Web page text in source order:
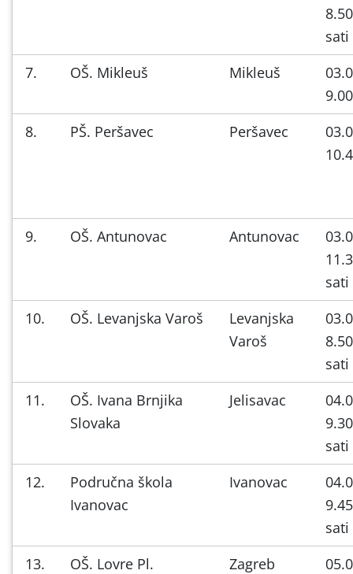
sati
7.
OŠ. Mikleuš Mikleuš
8.
PŠ. Peršavec Peršavec
9. OŠ. Antunovac Antunovac
sati
10.
OŠ. Levanjska Varoš
Levanjska
Varoš
sati
11.
OŠ. Ivana Brnjika
Slovaka
Jelisavac
sati
12.
Područna škola
Ivanovac
Ivanovac
sati
13.
OŠ. Lovre Pl.
Zagreb